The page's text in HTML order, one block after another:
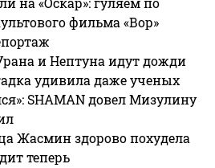
фильма «Вор»
и Нептуна идут дожди
удивила даже ученых
SHAMAN довел Мизулину
Жасмин здорово похудела
теперь